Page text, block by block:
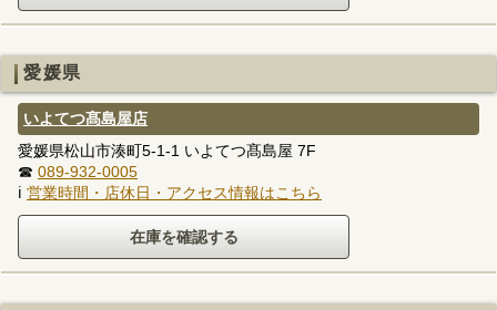
愛媛県
いよてつ髙島屋店
愛媛県松山市湊町5-1-1 いよてつ髙島屋 7F
☎ 089-932-0005
ℹ 営業時間・店休日・アクセス情報はこちら